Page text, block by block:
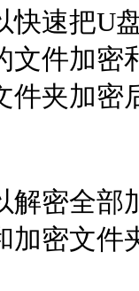
快速把U
文件加密
件夹加密
解密全部
加密文件